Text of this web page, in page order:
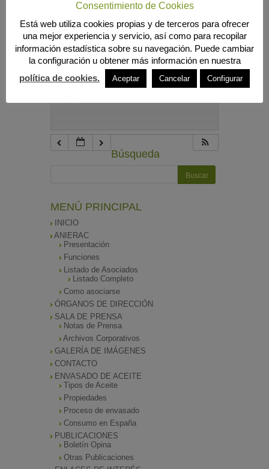
9:00 pm
10:00 pm
Búsqueda
MENÚ PRINCIPAL
INICIO
ANIERAC
Presentación
Funciones
Listado de Asociados
Listado Completo
Como asociarse
ÓRGANOS DE DIRECCIÓN
SALA DE PRENSA
Notas de Prensa
Archivos Corporativos
GALERÍA DE IMÁGENES
CONTACTO
ENVASADO DE ACEITE
Tipos de Aceite
Propiedades
Proceso de envasado
Consumo en España
PUBLICACIONES
Boletín Opina
Otras Publicaciones
Consentimiento de Cookies
Está web utiliza cookies propias y de terceros para ofrecer
una mejor experiencia y servicio, así como para recopilar
información estadística sobre su navegación. Puede cambiar
la configuración u obtener más información en nuestra
política de cookies.
Aceptar Cancelar Configurar